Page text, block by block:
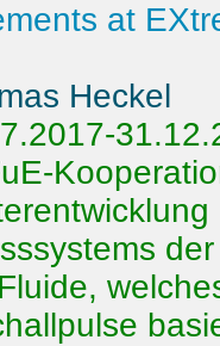
at
Heckel